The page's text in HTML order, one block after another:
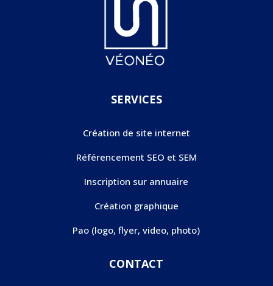
SERVICES
Création de site internet
Référencement SEO et SEM
Inscription sur annuaire
Création graphique
Pao (logo, flyer, video, photo)
CONTACT